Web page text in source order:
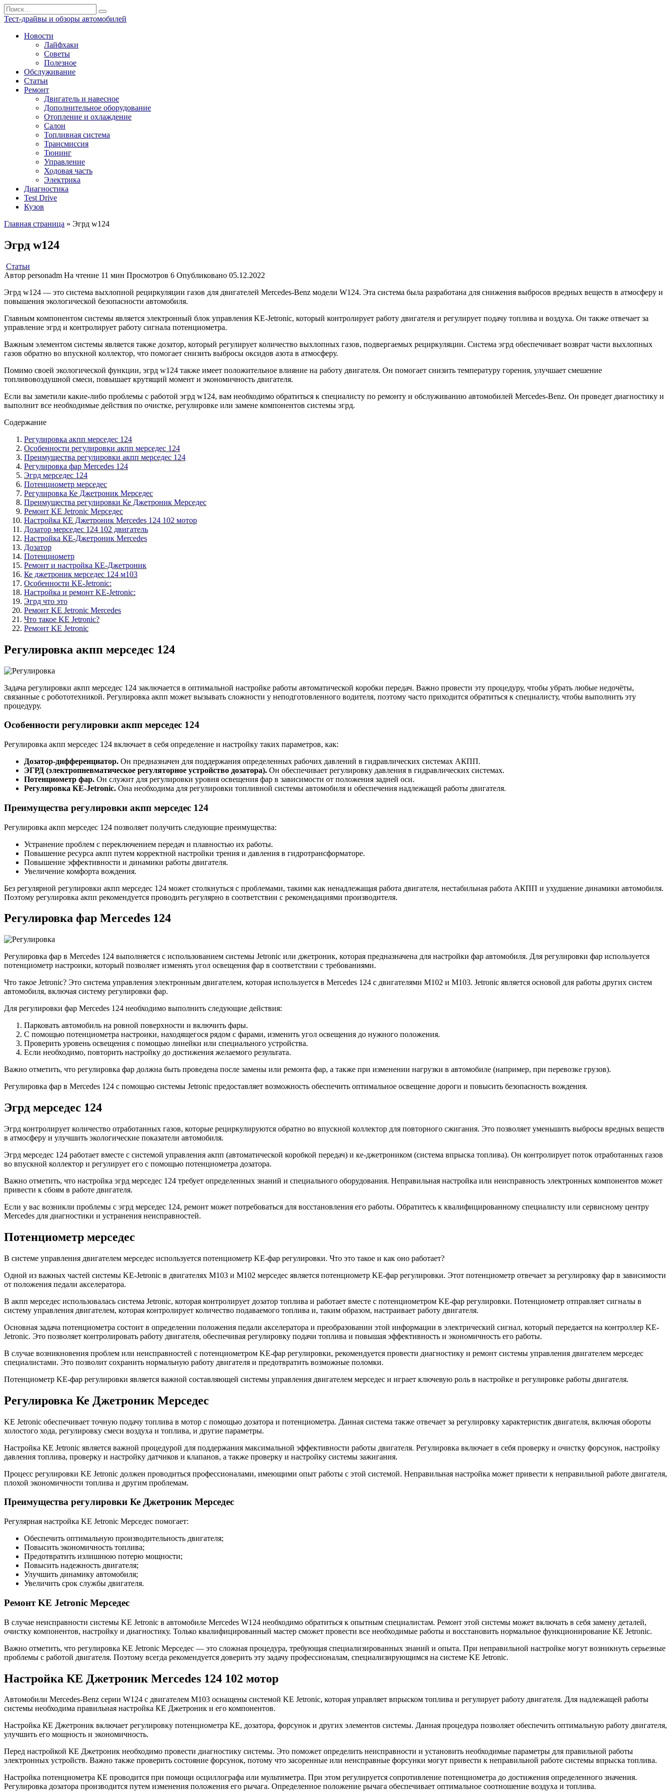
Перейти
к
содержанию
Search
for:
Тест-драйвы и обзоры автомобилей
Новости
Лайфхаки
Советы
Полезное
Обслуживание
Статьи
Ремонт
Двигатель и навесное
Дополнительное оборудование
Отопление и охлаждение
Салон
Топливная система
Трансмиссия
Тюнинг
Управление
Ходовая часть
Электрика
Диагностика
Test Drive
Кузов
Главная страница » Эгрд w124
Эгрд w124
Статьи
Автор personadm На чтение 11 мин Просмотров 6 Опубликовано 05.12.2022
Эгрд w124 — это система выхлопной рециркуляции газов для двигателей Mercedes-Benz модели W124. Эта система была разработана для снижения выбросов вредных веществ в атмосферу и
повышения экологической безопасности автомобиля.
Главным компонентом системы является электронный блок управления KE-Jetronic, который контролирует работу двигателя и регулирует подачу топлива и воздуха. Он также отвечает за
управление эгрд и контролирует работу сигнала потенциометра.
Важным элементом системы является также дозатор, который регулирует количество выхлопных газов, подвергаемых рециркуляции. Система эгрд обеспечивает возврат части выхлопных
газов обратно во впускной коллектор, что помогает снизить выбросы оксидов азота в атмосферу.
Помимо своей экологической функции, эгрд w124 также имеет положительное влияние на работу двигателя. Он помогает снизить температуру горения, улучшает смешение
топливовоздушной смеси, повышает крутящий момент и экономичность двигателя.
Если вы заметили какие-либо проблемы с работой эгрд w124, вам необходимо обратиться к специалисту по ремонту и обслуживанию автомобилей Mercedes-Benz. Он проведет диагностику и
выполнит все необходимые действия по очистке, регулировке или замене компонентов системы эгрд.
Содержание
Регулировка акпп мерседес 124
Особенности регулировки акпп мерседес 124
Преимущества регулировки акпп мерседес 124
Регулировка фар Mercedes 124
Эгрд мерседес 124
Потенциометр мерседес
Регулировка Ке Джетроник Мерседес
Преимущества регулировки Ке Джетроник Мерседес
Ремонт KE Jetronic Мерседес
Настройка КЕ Джетроник Mercedes 124 102 мотор
Дозатор мерседес 124 102 двигатель
Настройка КЕ-Джетроник Mercedes
Дозатор
Потенциометр
Ремонт и настройка КЕ-Джетроник
Ке джетроник мерседес 124 м103
Особенности KE-Jetronic:
Настройка и ремонт KE-Jetronic:
Эгрд что это
Ремонт KE Jetronic Mercedes
Что такое KE Jetronic?
Ремонт KE Jetronic
Регулировка акпп мерседес 124
Задача регулировки акпп мерседес 124 заключается в оптимальной настройке работы автоматической коробки передач. Важно провести эту процедуру, чтобы убрать любые недочёты,
связанные с робототехникой. Регулировка акпп может вызывать сложности у неподготовленного водителя, поэтому часто приходится обратиться к специалисту, чтобы выполнить эту
процедуру.
Особенности регулировки акпп мерседес 124
Регулировка акпп мерседес 124 включает в себя определение и настройку таких параметров, как:
Дозатор-дифференциатор. Он предназначен для поддержания определенных рабочих давлений в гидравлических системах АКПП.
ЭГРД (электропневматическое регуляторное устройство дозатора). Он обеспечивает регулировку давления в гидравлических системах.
Потенциометр фар. Он служит для регулировки уровня освещения фар в зависимости от положения задней оси.
Регулировка КЕ-Jetronic. Она необходима для регулировки топливной системы автомобиля и обеспечения надлежащей работы двигателя.
Преимущества регулировки акпп мерседес 124
Регулировка акпп мерседес 124 позволяет получить следующие преимущества:
Устранение проблем с переключением передач и плавностью их работы.
Повышение ресурса акпп путем корректной настройки трения и давления в гидротрансформаторе.
Повышение эффективности и динамики работы двигателя.
Увеличение комфорта вождения.
Без регулярной регулировки акпп мерседес 124 может столкнуться с проблемами, такими как ненадлежащая работа двигателя, нестабильная работа АКПП и ухудшение динамики автомобиля.
Поэтому регулировка акпп рекомендуется проводить регулярно в соответствии с рекомендациями производителя.
Регулировка фар Mercedes 124
Регулировка фар в Mercedes 124 выполняется с использованием системы Jetronic или джетроник, которая предназначена для настройки фар автомобиля. Для регулировки фар используется
потенциометр настроики, который позволяет изменять угол освещения фар в соответствии с требованиями.
Что такое Jetronic? Это система управления электронным двигателем, которая используется в Mercedes 124 с двигателями M102 и M103. Jetronic является основой для работы других систем
автомобиля, включая систему регулировки фар.
Для регулировки фар Mercedes 124 необходимо выполнить следующие действия:
Парковать автомобиль на ровной поверхности и включить фары.
С помощью потенциометра настроики, находящегося рядом с фарами, изменить угол освещения до нужного положения.
Проверить уровень освещения с помощью линейки или специального устройства.
Если необходимо, повторить настройку до достижения желаемого результата.
Важно отметить, что регулировка фар должна быть проведена после замены или ремонта фар, а также при изменении нагрузки в автомобиле (например, при перевозке грузов).
Регулировка фар в Mercedes 124 с помощью системы Jetronic предоставляет возможность обеспечить оптимальное освещение дороги и повысить безопасность вождения.
Эгрд мерседес 124
Эгрд контролирует количество отработанных газов, которые рециркулируются обратно во впускной коллектор для повторного сжигания. Это позволяет уменьшить выбросы вредных веществ
в атмосферу и улучшить экологические показатели автомобиля.
Эгрд мерседес 124 работает вместе с системой управления акпп (автоматической коробкой передач) и ке-джетроником (система впрыска топлива). Он контролирует поток отработанных газов
во впускной коллектор и регулирует его с помощью потенциометра дозатора.
Важно отметить, что настройка эгрд мерседес 124 требует определенных знаний и специального оборудования. Неправильная настройка или неисправность электронных компонентов может
привести к сбоям в работе двигателя.
Если у вас возникли проблемы с эгрд мерседес 124, ремонт может потребоваться для восстановления его работы. Обратитесь к квалифицированному специалисту или сервисному центру
Mercedes для диагностики и устранения неисправностей.
Потенциометр мерседес
В системе управления двигателем мерседес используется потенциометр KE-фар регулировки. Что это такое и как оно работает?
Одной из важных частей системы KE-Jetronic в двигателях М103 и М102 мерседес является потенциометр KE-фар регулировки. Этот потенциометр отвечает за регулировку фар в зависимости
от положения педали акселератора.
В акпп мерседес использовалась система Jetronic, которая контролирует дозатор топлива и работает вместе с потенциометром KE-фар регулировки. Потенциометр отправляет сигналы в
систему управления двигателем, которая контролирует количество подаваемого топлива и, таким образом, настраивает работу двигателя.
Основная задача потенциометра состоит в определении положения педали акселератора и преобразовании этой информации в электрический сигнал, который передается на контроллер KE-
Jetronic. Это позволяет контролировать работу двигателя, обеспечивая регулировку подачи топлива и повышая эффективность и экономичность его работы.
В случае возникновения проблем или неисправностей с потенциометром KE-фар регулировки, рекомендуется провести диагностику и ремонт системы управления двигателем мерседес
специалистами. Это позволит сохранить нормальную работу двигателя и предотвратить возможные поломки.
Потенциометр KE-фар регулировки является важной составляющей системы управления двигателем мерседес и играет ключевую роль в настройке и регулировке работы двигателя.
Регулировка Ке Джетроник Мерседес
KE Jetronic обеспечивает точную подачу топлива в мотор с помощью дозатора и потенциометра. Данная система также отвечает за регулировку характеристик двигателя, включая обороты
холостого хода, регулировку смеси воздуха и топлива, и другие параметры.
Настройка KE Jetronic является важной процедурой для поддержания максимальной эффективности работы двигателя. Регулировка включает в себя проверку и очистку форсунок, настройку
давления топлива, проверку и настройку датчиков и клапанов, а также проверку и настройку системы зажигания.
Процесс регулировки KE Jetronic должен проводиться профессионалами, имеющими опыт работы с этой системой. Неправильная настройка может привести к неправильной работе двигателя,
плохой экономичности топлива и другим проблемам.
Преимущества регулировки Ке Джетроник Мерседес
Регулярная настройка KE Jetronic Мерседес помогает:
Обеспечить оптимальную производительность двигателя;
Повысить экономичность топлива;
Предотвратить излишнюю потерю мощности;
Повысить надежность двигателя;
Улучшить динамику автомобиля;
Увеличить срок службы двигателя.
Ремонт KE Jetronic Мерседес
В случае неисправности системы KE Jetronic в автомобиле Mercedes W124 необходимо обратиться к опытным специалистам. Ремонт этой системы может включать в себя замену деталей,
очистку компонентов, настройку и диагностику. Только квалифицированный мастер сможет провести все необходимые работы и восстановить нормальное функционирование KE Jetronic.
Важно отметить, что регулировка KE Jetronic Мерседес — это сложная процедура, требующая специализированных знаний и опыта. При неправильной настройке могут возникнуть серьезные
проблемы с работой двигателя. Поэтому всегда рекомендуется доверить эту задачу профессионалам, специализирующимся на системе KE Jetronic.
Настройка КЕ Джетроник Mercedes 124 102 мотор
Автомобили Mercedes-Benz серии W124 с двигателем M103 оснащены системой KE Jetronic, которая управляет впрыском топлива и регулирует работу двигателя. Для надлежащей работы
системы необходима правильная настройка КЕ Джетроник и его компонентов.
Настройка КЕ Джетроник включает регулировку потенциометра КЕ, дозатора, форсунок и других элементов системы. Данная процедура позволяет обеспечить оптимальную работу двигателя,
улучшить его мощность и экономичность.
Перед настройкой КЕ Джетроник необходимо провести диагностику системы. Это поможет определить неисправности и установить необходимые параметры для правильной работы
электронных устройств. Важно также проверить состояние форсунок, потому что засоренные или неисправные форсунки могут привести к неправильной работе системы впрыска топлива.
Настройка потенциометра КЕ проводится при помощи осциллографа или мультиметра. При этом регулируется сопротивление потенциометра до достижения определенного значения.
Регулировка дозатора производится путем изменения положения его рычага. Определенное положение рычага обеспечивает оптимальное соотношение воздуха и топлива.